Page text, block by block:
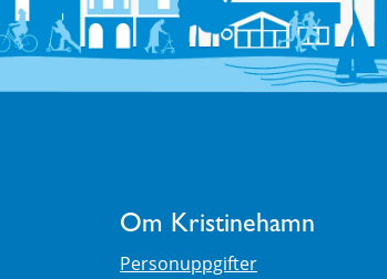
Om Kristinehamn
Personuppgifter